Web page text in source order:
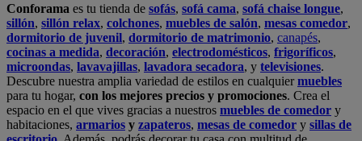
Conforama es tu tienda de sofás, sofá cama, sofá chaise longue,
sillón, sillón relax, colchones, muebles de salón, mesas comedor,
dormitorio de juvenil, dormitorio de matrimonio, canapés,
cocinas a medida, decoración, electrodomésticos, frigoríficos,
microondas, lavavajillas, lavadora secadora, y televisiones.
Descubre nuestra amplia variedad de estilos en cualquiermuebles
para tu hogar, con los mejores precios y promociones. Crea el
espacio en el que vives gracias a nuestros muebles de comedor y
habitaciones, armarios y zapateros, mesas de comedor y sillas de